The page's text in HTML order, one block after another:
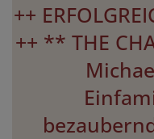
++
++ ** THE